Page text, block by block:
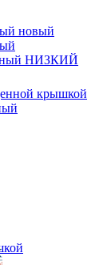
новый
НИЗКИЙ
крышкой